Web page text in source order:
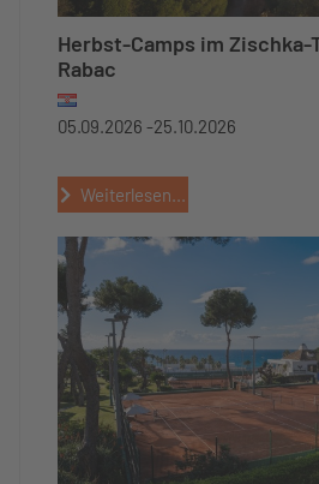
Herbst-Camps im Zischka-
Rabac
05.09.2026 -25.10.2026
Weiterlesen...